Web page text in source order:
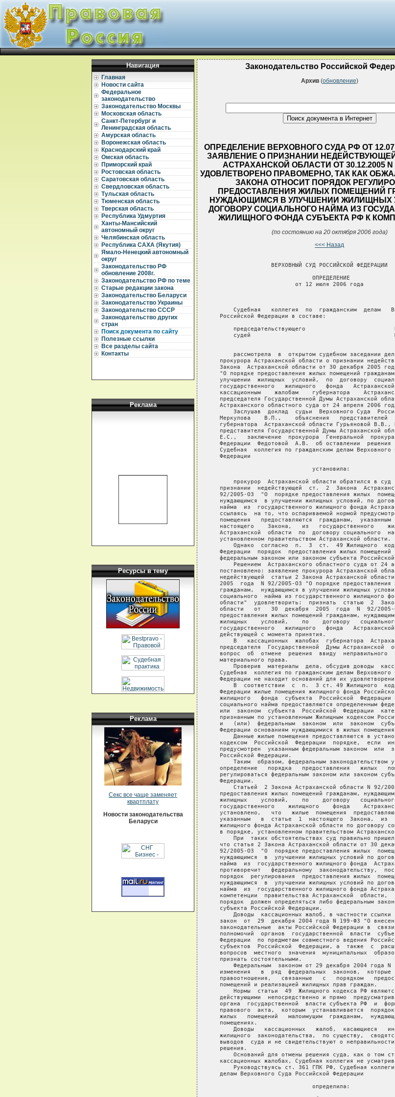
Навигация
Главная
Новости сайта
Федеральное
законодательство
Законодательство Москвы
Московская область
Санкт-Петербург и
Ленинградская область
Амурская область
Воронежская область
Краснодарский край
Омская область
Приморский край
Ростовская область
Саратовская область
Свердловская область
Тульская область
Тюменская область
Тверская область
Республика Удмуртия
Ханты-Мансийский
автономный округ
Челябинская область
Республика САХА (Якутия)
Ямало-Ненецкий автономный
округ
Законодательство РФ
обновление 2008г.
Законодательство РФ по теме
Старые редакции закона
Законодательство Беларуси
Законодательство Украины
Законодательство СССР
Законодательство других
стран
Поиск документа по сайту
Полезные ссылки
Все разделы сайта
Контакты
Реклама
Ресурсы в тему
Реклама
Секс все чаще заменяет
квартплату
Новости законодательства
Беларуси
Законодательство Российской
Архив (обновление)
ОПРЕДЕЛЕНИЕ ВЕРХОВНОГО СУДА РФ ОТ
ЗАЯВЛЕНИЕ О ПРИЗНАНИИ НЕДЕЙСТВУЮЩЕЙ
АСТРАХАНСКОЙ ОБЛАСТИ ОТ 30.12.2005 N
УДОВЛЕТВОРЕНО ПРАВОМЕРНО, ТАК КАК
ЗАКОНА ОТНОСИТ ПОРЯДОК
ПРЕДОСТАВЛЕНИЯ ЖИЛЫХ ПОМЕЩЕНИЙ
НУЖДАЮЩИМСЯ В УЛУЧШЕНИИ ЖИЛИЩНЫХ
ДОГОВОРУ СОЦИАЛЬНОГО НАЙМА ИЗ
ЖИЛИЩНОГО ФОНДА СУБЪЕКТА РФ К
(по состоянию на 20 октября 2006 года)
<<< Назад
                  ВЕРХОВНЫЙ СУД РОССИЙСКОЙ ФЕДЕРАЦИИ
                              ОПРЕДЕЛЕНИЕ
                         от 12 июля 2006 года
Судебная   коллегия  по  гражданским  делам
   Российской Федерации в составе:
председательствующего
судей
рассмотрела  в  открытом судебном заседании
прокурора Астраханской области о признании
Закона  Астраханской области от 30 декабря 2005
"О порядке предоставления жилых помещений
улучшении  жилищных  условий,  по  договору
государственного   жилищного   фонда
кассационным    жалобам    губернатора
председателя Государственной Думы Астраханской
Астраханского областного суда от 24 апреля 2006
Заслушав  доклад  судьи  Верховного Суда
Меркулова    В.П.,    объяснения   представителей
губернатора  Астраханской области Гурьяновой В.В.,
представителя Государственной Думы Астраханской
Е.С.,   заключение  прокурора  Генеральной
Федерации  Федотовой  А.В.  об оставлении  решения
Судебная  коллегия по гражданским делам Верховного
   Федерации
                              установила:
прокурор  Астраханской области обратился в суд
признании  недействующей  ст.  2  Закона
92/2005-ОЗ  "О  порядке предоставления жилых
нуждающимся  в улучшении жилищных условий, по
найма  из  государственного жилищного фонда
ссылаясь  на то, что оспариваемой нормой
помещения   предоставляются  гражданам,  указанным
настоящего    Закона,   из   государственного
Астраханской  области  по  договору социального
   установленном правительством Астраханской области.
Однако  согласно  п.  3  ст.  49 Жилищного
Федерации  порядок  предоставления жилых помещений
федеральным законом или законом субъекта
Решением  Астраханского областного суда от 24
постановлено: заявление прокурора Астраханской
недействующей  статьи 2 Закона Астраханской
2005  года  N 92/2005-ОЗ "О порядке предоставления
гражданам,  нуждающимся в улучшении жилищных
социального  найма из государственного жилищного
области"  удовлетворить:  признать  статью  2
области   от   30  декабря  2005  года  N  92/
предоставления жилых помещений гражданам,
жилищных    условий,    по    договору
государственного   жилищного   фонда
   действующей с момента принятия.
В   кассационных  жалобах  губернатора
председателя  Государственной  Думы Астраханской
вопрос  об  отмене  решения  ввиду  неправильного
   материального права.
Проверив  материалы  дела, обсудив доводы
Судебная  коллегия по гражданским делам Верховного
Федерации не находит оснований для их
В  соответствии  с  п.  3 ст. 49 Жилищного
Федерации жилые помещения жилищного фонда
жилищного   фонда  субъекта  Российской  Федерации
социального найма предоставляются определенным
или  законом  субъекта  Российской  Федерации
признанным по установленным Жилищным кодексом
и   (или)  федеральным  законом  или  законом
Федерации основаниям нуждающимися в жилых
Данные жилые помещения предоставляются в
кодексом  Российской  Федерации  порядке,  если
предусмотрен  указанным федеральным законом  или
   Российской Федерации.
Таким  образом, федеральным законодательством
определение   порядка   предоставления   жилых
регулироваться федеральным законом или законом
   Федерации.
Статьей  2 Закона Астраханской области N 92/
предоставления жилых помещений гражданам,
жилищных    условий,    по    договору
государственного    жилищного    фонда
установлено,   что   жилые  помещения
указанным   в  статье  1  настоящего  Закона,  из
жилищного фонда Астраханской области по договору
в порядке, установленном правительством
При  таких обстоятельствах суд правильно
что статья 2 Закона Астраханской области от 30
92/2005-ОЗ  "О  порядке предоставления жилых
нуждающимся  в  улучшении жилищных условий по
найма  из  государственного жилищного фонда
противоречит   федеральному  законодательству,
порядок  регулирования  предоставления жилых
нуждающимся  в  улучшении жилищных условий по
найма  из  государственного жилищного фонда
компетенции  правительства Астраханской  области,
порядок  должен определяться либо федеральным
   субъекта Российской Федерации.
Доводы  кассационных жалоб, в частности ссылки
закон  от  29  декабря 2004 года N 199-ФЗ "О
законодательные  акты Российской Федерации в
полномочий  органов  государственной  власти
Федерации  по предметам совместного ведения
субъектов  Российской  Федерации, а  также  с
вопросов  местного  значения  муниципальных
   признать состоятельными.
Федеральным  законом от 29 декабря 2004 года N
изменения   в  ряд  федеральных  законов,  которые
правоотношения,   связанные   с   порядком
   помещений и реализацией жилищных прав граждан.
Нормы  статьи  49  Жилищного кодекса РФ
действующими  непосредственно и прямо
органа  государственной  власти субъекта РФ  и
правового  акта,  которым  устанавливается
жилых   помещений   малоимущим  гражданам,
   помещениях.
Доводы   кассационных   жалоб,  касающиеся
жилищного  законодательства,  по существу,
выводов  суда и не свидетельствуют о
   решения.
Оснований для отмены решения суда, как о том
кассационных жалобах, Судебная коллегия не
Руководствуясь ст. 361 ГПК РФ, Судебная
   делам Верховного Суда Российской Федерации
                              определила: